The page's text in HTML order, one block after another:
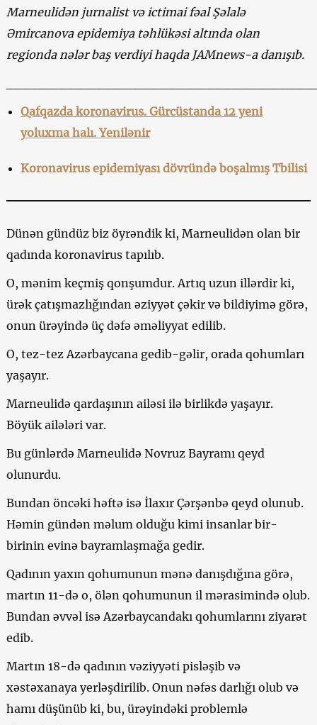
Marneulidən jurnalist və ictimai fəal Şəlalə
Əmircanova epidemiya təhlükəsi altında olan
regionda nələr baş verdiyi haqda JAMnews-a danışıb.
Qafqazda koronavirus. Gürcüstanda 12 yeni
yoluxma halı. Yenilənir
Koronavirus epidemiyası dövründə boşalmış Tbilisi
Dünən gündüz biz öyrəndik ki, Marneulidən olan bir
qadında koronavirus tapılıb.
O, mənim keçmiş qonşumdur. Artıq uzun illərdir ki,
ürək çatışmazlığından əziyyət çəkir və bildiyimə görə,
onun ürəyində üç dəfə əməliyyat edilib.
O, tez-tez Azərbaycana gedib-gəlir, orada qohumları
yaşayır.
Marneulidə qardaşının ailəsi ilə birlikdə yaşayır.
Böyük ailələri var.
Bu günlərdə Marneulidə Novruz Bayramı qeyd
olunurdu.
Bundan öncəki həftə isə İlaxır Çərşənbə qeyd olunub.
Həmin gündən məlum olduğu kimi insanlar bir-
birinin evinə bayramlaşmağa gedir.
Qadının yaxın qohumunun mənə danışdığına görə,
martın 11-də o, ölən qohumunun il mərasimində olub.
Bundan əvvəl isə Azərbaycandakı qohumlarını ziyarət
edib.
Martın 18-də qadının vəziyyəti pisləşib və
xəstəxanaya yerləşdirilib. Onun nəfəs darlığı olub və
hamı düşünüb ki, bu, ürəyindəki problemlə